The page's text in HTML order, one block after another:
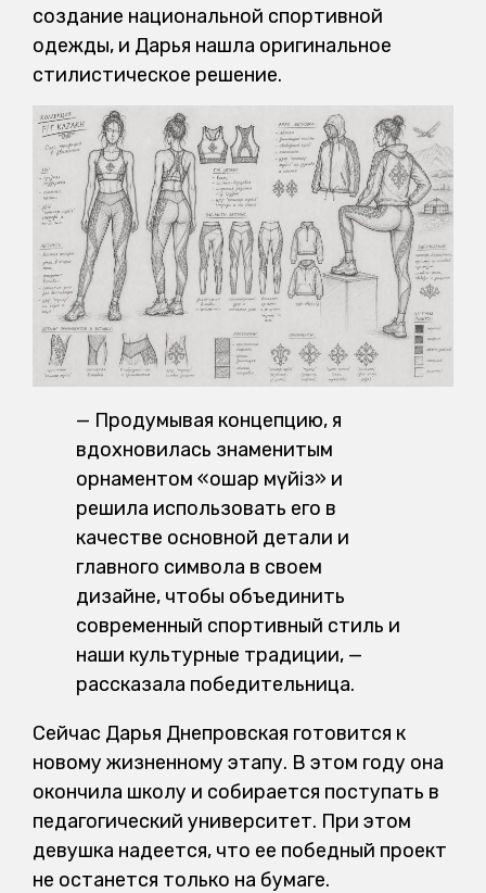
создание национальной спортивной
одежды, и Дарья нашла оригинальное
стилистическое решение.
— Продумывая концепцию, я
вдохновилась знаменитым
орнаментом «қошқар мүйіз» и
решила использовать его в
качестве основной детали и
главного символа в своем
дизайне, чтобы объединить
современный спортивный стиль и
наши культурные традиции, —
рассказала победительница.
Сейчас Дарья Днепровская готовится к
новому жизненному этапу. В этом году она
окончила школу и собирается поступать в
педагогический университет. При этом
девушка надеется, что ее победный проект
не останется только на бумаге.